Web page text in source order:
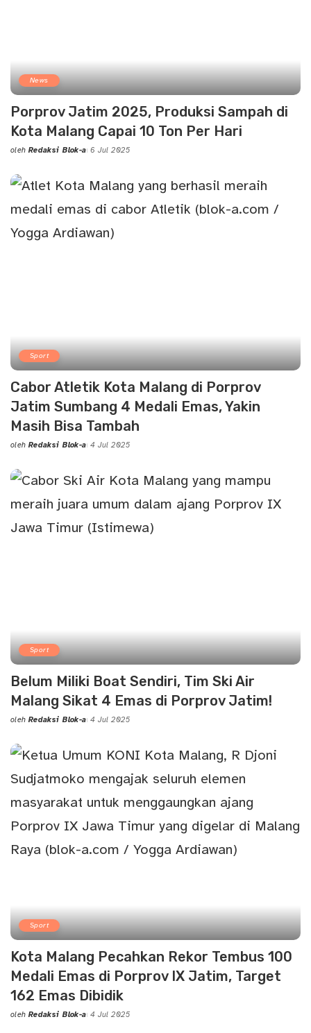
News
Porprov Jatim 2025, Produksi Sampah di
Kota Malang Capai 10 Ton Per Hari
Posted
oleh Redaksi Blok-a 6 Jul 2025
Sport
Cabor Atletik Kota Malang di Porprov
Jatim Sumbang 4 Medali Emas, Yakin
Masih Bisa Tambah
Posted
oleh Redaksi Blok-a 4 Jul 2025
Sport
Belum Miliki Boat Sendiri, Tim Ski Air
Malang Sikat 4 Emas di Porprov Jatim!
Posted
oleh Redaksi Blok-a 4 Jul 2025
Sport
Kota Malang Pecahkan Rekor Tembus 100
Medali Emas di Porprov IX Jatim, Target
162 Emas Dibidik
Posted
oleh Redaksi Blok-a 4 Jul 2025